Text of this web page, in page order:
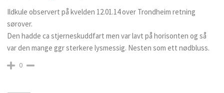
Ildkule observert på kvelden 12.01.14 over Trondheim retning
sørover.
Den hadde ca stjerneskuddfart men var lavt på horisonten og så
var den mange ggr sterkere lysmessig. Nesten som ett nødbluss.
0